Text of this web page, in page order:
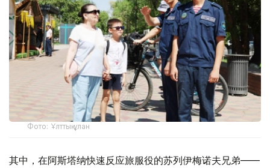
Фото: Ұлттық ұлан
其中，在阿斯塔纳快速反应旅服役的苏列伊梅诺夫兄弟——